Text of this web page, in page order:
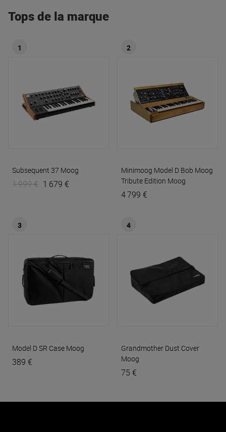
Tops de la marque
1
Subsequent 37 Moog
1 999 € 1 679 €
2
Minimoog Model D Bob Moog
Tribute Edition Moog
4 799 €
3
Model D SR Case Moog
389 €
4
Grandmother Dust Cover
Moog
75 €